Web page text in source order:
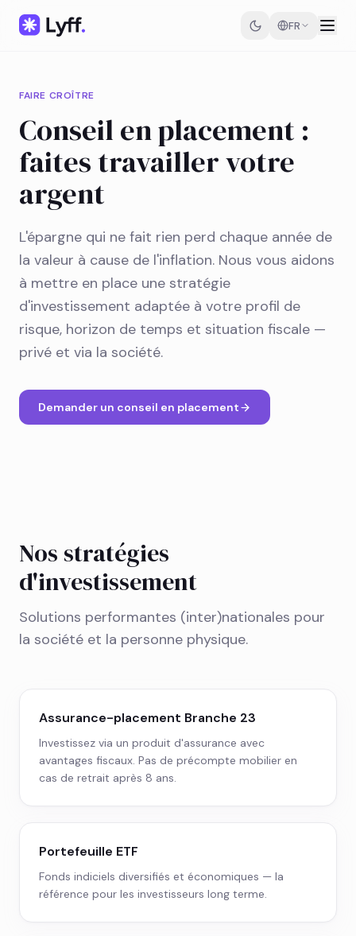
FR
FAIRE CROÎTRE
Conseil en placement :
faites travailler votre
argent
L'épargne qui ne fait rien perd chaque année de
la valeur à cause de l'inflation. Nous vous aidons
à mettre en place une stratégie
d'investissement adaptée à votre profil de
risque, horizon de temps et situation fiscale —
privé et via la société.
Demander un conseil en placement
Nos stratégies
d'investissement
Solutions performantes (inter)nationales pour
la société et la personne physique.
Assurance-placement Branche 23
Investissez via un produit d'assurance avec
avantages fiscaux. Pas de précompte mobilier en
cas de retrait après 8 ans.
Portefeuille ETF
Fonds indiciels diversifiés et économiques — la
référence pour les investisseurs long terme.